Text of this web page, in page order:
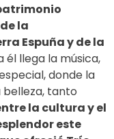
la
Espuña y de la
él llega la música,
donde la
tanto
la cultura y el
este